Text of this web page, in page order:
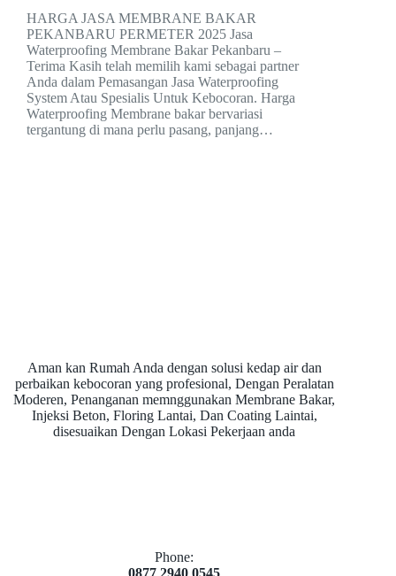
HARGA JASA MEMBRANE BAKAR
PEKANBARU PERMETER 2025 Jasa
Waterproofing Membrane Bakar Pekanbaru –
Terima Kasih telah memilih kami sebagai partner
Anda dalam Pemasangan Jasa Waterproofing
System Atau Spesialis Untuk Kebocoran. Harga
Waterproofing Membrane bakar bervariasi
tergantung di mana perlu pasang, panjang…
Aman kan Rumah Anda dengan solusi kedap air dan
perbaikan kebocoran yang profesional, Dengan Peralatan
Moderen, Penanganan memnggunakan Membrane Bakar,
Injeksi Beton, Floring Lantai, Dan Coating Laintai,
disesuaikan Dengan Lokasi Pekerjaan anda
Phone:
0877 2940 0545